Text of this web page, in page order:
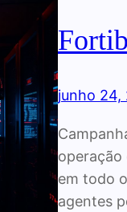
junho 24,
operação
em todo
agentes